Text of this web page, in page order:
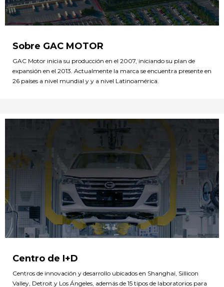
Sobre GAC MOTOR
GAC Motor inicia su producción en el 2007, iniciando su plan de
expansión en el 2013. Actualmente la marca se encuentra presente en
26 países a nivel mundial y y a nivel Latinoamérica.
Centro de I+D
Centros de innovación y desarrollo ubicados en Shanghai, Sillicon
Valley, Detroit y Los Ángeles, además de 15 tipos de laboratorios para